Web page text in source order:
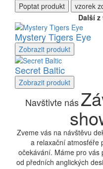
Poptat produkt
vzorek
Další
Mystery Tigers Eye
Zobrazit produkt
Secret Baltic
Zobrazit produkt
Navštivte nás
Zveme vás na návštěvu
a relaxační atmosféře
očekávání. Máme pro vás
od předních anglických